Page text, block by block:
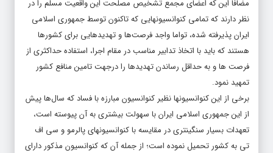
مضافا این که اعضای مجمع تشخیص مصلحت این واقعیت مسلم را در
نظر دارند که تمامی کنوانسیونهایی که تاکنون توسط جمهوری اسلامی
ایران پذیرفته شده، تواما واجد فرصت‌ها و تهدیدهایی برای کشورها
هستند که باید با اتخاذ تدابیر مناسب در مقام اجرا، استفاده حداکثری از
فرصت ها و به حداقل رساندن تهدیدها را درجهت تامین منافع کشور
تمهید نمود.
برخی از این کنوانسیونها نظیر کنوانسیون مبارزه با فساد که سال‌ها پیش
از این جمهوری اسلامی ایران با سهولت بیشتری به آن پیوسته است،
تعهدات بسیار سنگینتری در مقایسه با کنوانسیونهای پالرمو و سی اف
تی به کشور تحمیل نموده است؛ از جمله آن که کنوانسیون مذکور دارای